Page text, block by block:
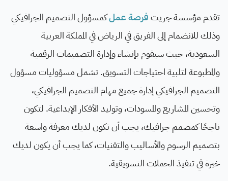
تقدم مؤسسة جريتفرصة عملكمسؤول التصميم الجرافيكي
وذلك للانضمام إلى الفريق في الرياض في المملكة العربية
السعودية، حيث سيقوم بإنشاء وإدارة التصميمات الرقمية
والمطبوعة لتلبية احتياجات التسويق. تشمل مسؤوليات مسؤول
التصميم الجرافيكي إدارة جميع مهام التصميم الجرافيكي،
وتحسين المشاريع والمسودات، وتوليد الأفكار الإبداعية. لتكون
ناجحًا كمصمم جرافيك، يجب أن تكون لديك معرفة واسعة
بتصميم الرسوم والأساليب والتقنيات، كما يجب أن يكون لديك
خبرة في تنفيذ الحملات التسويقية.